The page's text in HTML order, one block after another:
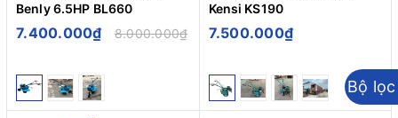
Benly 6.5HP BL660
7.400.000₫ 8.000.000₫
Kensi KS190
7.500.000₫
Bộ lọc